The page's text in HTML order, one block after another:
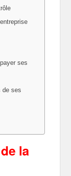
ses
de ses
la